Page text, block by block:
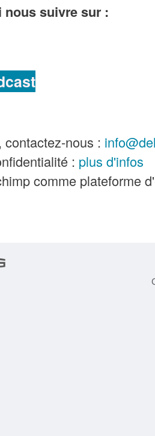
nous suivre sur :
contactez-nous :
: plus d'infos
comme plateforme